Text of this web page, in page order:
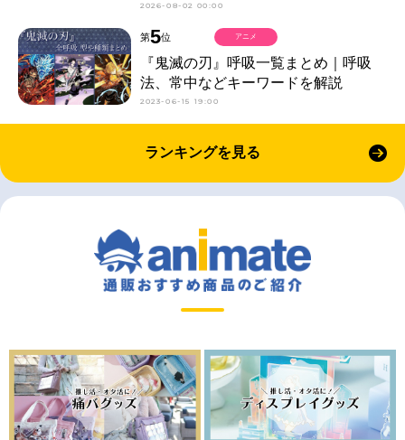
2026-08-02 00:00
第5位
『鬼滅の刃』呼吸一覧まとめ｜呼吸
法、常中などキーワードを解説
2023-06-15 19:00
アニメ
ランキングを見る